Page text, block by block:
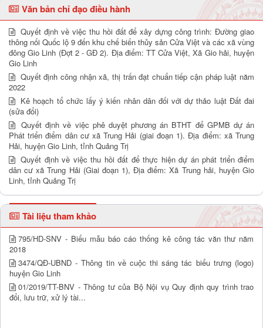
Văn bản chỉ đạo điều hành
Quyết định về việc thu hồi đất để xây dựng công trình: Đường giao
thông nối Quốc lộ 9 đến khu chế biến thủy sản Cửa Việt và các xã vùng
đông Gio Linh (Đợt 2 - GĐ 2). Địa điểm: TT Cửa Việt, Xã Gio hải, huyện
Gio Linh
Quyết định công nhận xã, thị trấn đạt chuẩn tiếp cận pháp luật năm
2022
Kê hoạch tổ chức lấy ý kiến nhân dân đối với dự thảo luật Đất đai
(sửa đổi)
Quyết định về việc phê duyệt phương án BTHT để GPMB dự án
Phát triển điểm dân cư xã Trung Hải (giai đoạn 1). Địa điểm: xã Trung
Hải, huyện Gio Linh, tỉnh Quảng Trị
Quyết định về việc thu hồi đất để thực hiện dự án phát triển điểm
dân cư xã Trung Hải (Giai đoạn 1), Địa điểm: Xã Trung hải, huyện Gio
Linh, tỉnh Quảng Trị
Tài liệu tham khảo
795/HD-SNV - Biểu mẫu báo cáo thống kê công tác văn thư năm
2018
3474/QĐ-UBND - Thông tin về cuộc thi sáng tác biểu trưng (logo)
huyện Gio Linh
01/2019/TT-BNV - Thông tư của Bộ Nội vụ Quy định quy trình trao
đổi, lưu trữ, xử lý tài...